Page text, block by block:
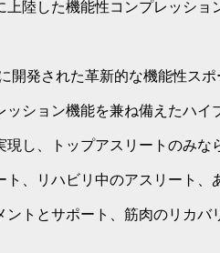
陸した機能性コンプレッショ
開発された革新的な機能性スポ
ション機能を兼ね備えたハイ
し、トップアスリートのみな
ト、リハビリ中のアスリート、
トとサポート、筋肉のリカバ